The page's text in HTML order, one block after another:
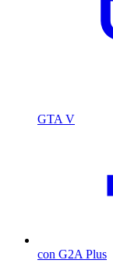
GTA V
con G2A Plus